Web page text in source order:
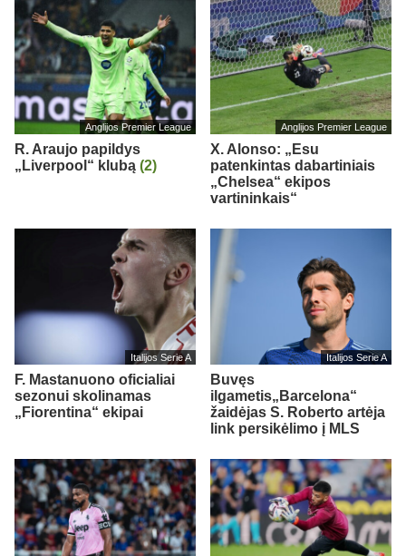
Anglijos Premier League
R. Araujo papildys
„Liverpool“ klubą (2)
Anglijos Premier League
X. Alonso: „Esu
patenkintas dabartiniais
„Chelsea“ ekipos
vartininkais“
Italijos Serie A
F. Mastanuono oficialiai
sezonui skolinamas
„Fiorentina“ ekipai
Italijos Serie A
Buvęs
ilgametis„Barcelona“
žaidėjas S. Roberto artėja
link persikėlimo į MLS